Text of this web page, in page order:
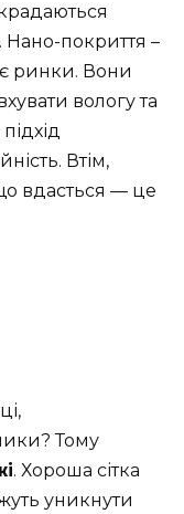
Нано-покриття –
ринки. Вони
вологу та
Втім,
вдасться — це
Тому
. Хороша сітка
уникнути